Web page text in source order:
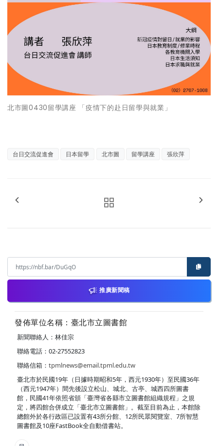
北市圖0430留學講座 「疫情下的赴日留學與就業」
台日交流促進會 日本留學 北市圖 留學講座 張欣萍
推廣新聞稿
發佈單位名稱：臺北市立圖書館
新聞聯絡人：林佳宗
聯絡電話：02-27552823
聯絡信箱： tpmlnews@email.tpml.edu.tw
臺北市於民國19年（日據時期昭和5年，西元1930年）至民國36年
（西元1947年）間先後設立松山、城北、古亭、城西四所圖書
館，民國41年依照省頒「臺灣省各縣市立圖書館組織規程」之規
定，將四館合併成立「臺北市立圖書館」。截至目前為止，本館除
總館外於各行政區已設置有43所分館、12所民眾閱覽室、7所智慧
圖書館及10座FastBook全自動借書站。